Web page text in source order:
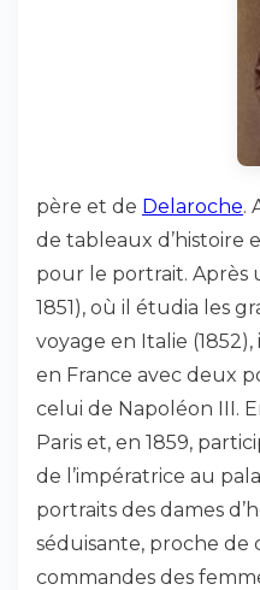
père et de Delaroche.
de tableaux d’histoire
pour le portrait. Après
1851), où il étudia les
voyage en Italie
en France avec deux
celui de Napoléon III.
Paris et, en 1859,
de l’impératrice au
portraits des dames
séduisante, proche
commandes des